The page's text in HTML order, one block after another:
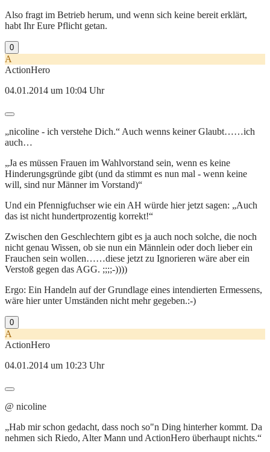
Also fragt im Betrieb herum, und wenn sich keine bereit erklärt,
habt Ihr Eure Pflicht getan.
0
A
ActionHero
04.01.2014 um 10:04 Uhr
„nicoline - ich verstehe Dich.“ Auch wenns keiner Glaubt……ich
auch…
„Ja es müssen Frauen im Wahlvorstand sein, wenn es keine
Hinderungsgründe gibt (und da stimmt es nun mal - wenn keine
will, sind nur Männer im Vorstand)“
Und ein Pfennigfuchser wie ein AH würde hier jetzt sagen: „Auch
das ist nicht hundertprozentig korrekt!“
Zwischen den Geschlechtern gibt es ja auch noch solche, die noch
nicht genau Wissen, ob sie nun ein Männlein oder doch lieber ein
Frauchen sein wollen……diese jetzt zu Ignorieren wäre aber ein
Verstoß gegen das AGG. ;;;;-))))
Ergo: Ein Handeln auf der Grundlage eines intendierten Ermessens,
wäre hier unter Umständen nicht mehr gegeben.:-)
0
A
ActionHero
04.01.2014 um 10:23 Uhr
@ nicoline
„Hab mir schon gedacht, dass noch so"n Ding hinterher kommt. Da
nehmen sich Riedo, Alter Mann und ActionHero überhaupt nichts.“